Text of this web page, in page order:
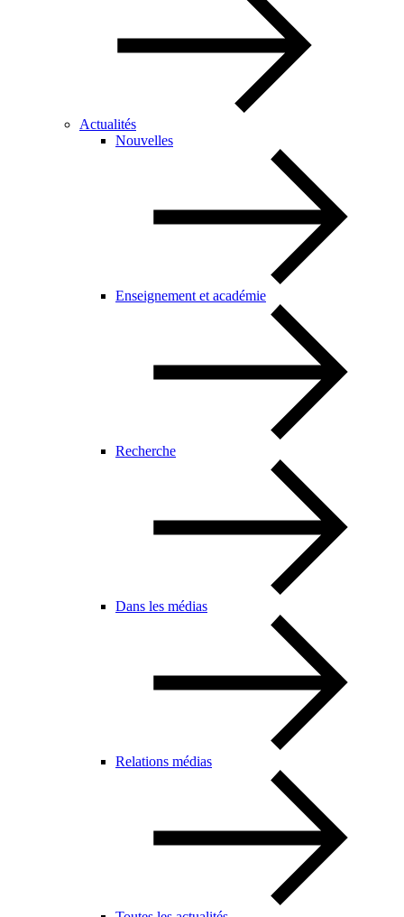
Actualités
Nouvelles
Enseignement et académie
Recherche
Dans les médias
Relations médias